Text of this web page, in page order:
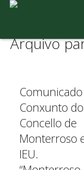
Arquivo
Comunicado
Conxunto do
Concello de
Monterroso
IEU.